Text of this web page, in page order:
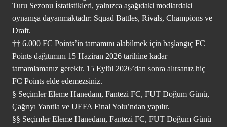
Turu Sezonu İstatistikleri, yalnızca aşağıdaki modlardaki
oynanışa dayanmaktadır: Squad Battles, Rivals, Champions ve
Draft.
†† 6.000 FC Points’in tamamını alabilmek için başlangıç FC
Points dağıtımını 15 Haziran 2026 tarihine kadar
tamamlamanız gerekir. 15 Eylül 2026’dan sonra alırsanız hiç
FC Points elde edemezsiniz.
§ Seçimler Eleme Hanedanı, Fantezi FC, FUT Doğum Günü,
Çağrıyı Yanıtla ve UEFA Final Yolu’ndan yapılır.
§§ Seçimler Eleme Hanedanı, Fantezi FC, FUT Doğum Günü